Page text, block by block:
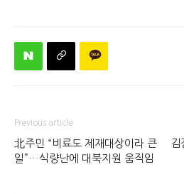
Previous article
北주민 “비료도 제재대상이라 큰
일”…식량난에 대북지원 움직임
김